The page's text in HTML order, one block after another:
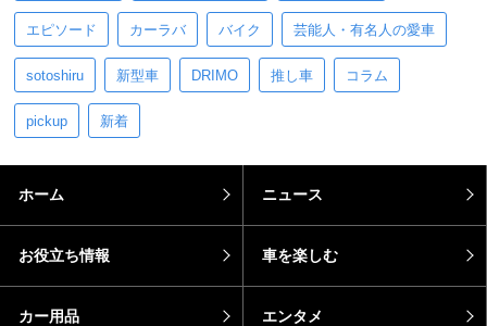
エピソード カーラバ バイク 芸能人・有名人の愛車
sotoshiru 新型車 DRIMO 推し車 コラム
pickup 新着
ホーム ニュース
お役立ち情報 車を楽しむ
カー用品 エンタメ